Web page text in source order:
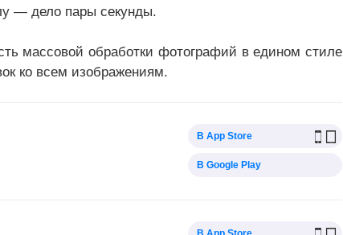
— дело пары секунды.
массовой обработки фотографий в едином стиле
ко всем изображениям.
В App Store
В Google Play